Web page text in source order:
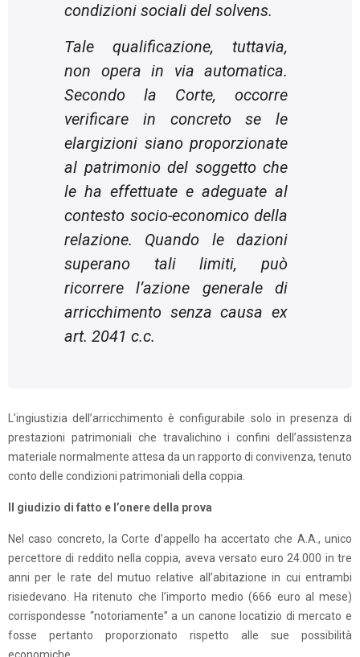
condizioni sociali del solvens.
Tale qualificazione, tuttavia,
non opera in via automatica.
Secondo la Corte, occorre
verificare in concreto se le
elargizioni siano proporzionate
al patrimonio del soggetto che
le ha effettuate e adeguate al
contesto socio-economico della
relazione. Quando le dazioni
superano tali limiti, può
ricorrere l’azione generale di
arricchimento senza causa ex
art. 2041 c.c.
L’ingiustizia dell’arricchimento è configurabile solo in presenza di
prestazioni patrimoniali che travalichino i confini dell’assistenza
materiale normalmente attesa da un rapporto di convivenza, tenuto
conto delle condizioni patrimoniali della coppia.
Il giudizio di fatto e l’onere della prova
Nel caso concreto, la Corte d’appello ha accertato che A.A., unico
percettore di reddito nella coppia, aveva versato euro 24.000 in tre
anni per le rate del mutuo relative all’abitazione in cui entrambi
risiedevano. Ha ritenuto che l’importo medio (666 euro al mese)
corrispondesse “notoriamente” a un canone locatizio di mercato e
fosse pertanto proporzionato rispetto alle sue possibilità